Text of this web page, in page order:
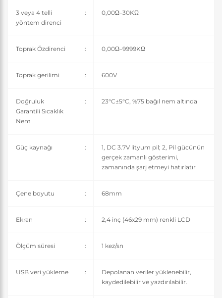
3 veya 4 telli
yöntem direnci
: 0,00Ω–30KΩ
Toprak Özdirenci : 0,00Ω–9999KΩ
Toprak gerilimi : 600V
Doğruluk
Garantili Sıcaklık
Nem
: 23°C±5°C, %75 bağıl nem altında
Güç kaynağı :
1, DC 3.7V lityum pil; 2, Pil gücünün
gerçek zamanlı gösterimi,
zamanında şarj etmeyi hatırlatır
Çene boyutu : 68mm
Ekran : 2,4 inç (46x29 mm) renkli LCD
Ölçüm süresi : 1 kez/sn
USB veri yükleme :
Depolanan veriler yüklenebilir,
kaydedilebilir ve yazdırılabilir.